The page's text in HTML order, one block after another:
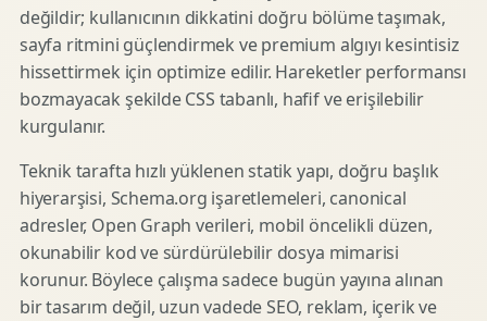
değildir; kullanıcının dikkatini doğru bölüme taşımak,
sayfa ritmini güçlendirmek ve premium algıyı kesintisiz
hissettirmek için optimize edilir. Hareketler performansı
bozmayacak şekilde CSS tabanlı, hafif ve erişilebilir
kurgulanır.
Teknik tarafta hızlı yüklenen statik yapı, doğru başlık
hiyerarşisi, Schema.org işaretlemeleri, canonical
adresler, Open Graph verileri, mobil öncelikli düzen,
okunabilir kod ve sürdürülebilir dosya mimarisi
korunur. Böylece çalışma sadece bugün yayına alınan
bir tasarım değil, uzun vadede SEO, reklam, içerik ve